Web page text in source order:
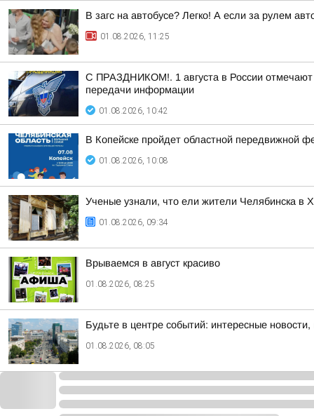
В загс на автобусе? Легко! А если за рулем
01.08.2026, 11:25
С ПРАЗДНИКОМ!. 1 августа в России отмечают
передачи информации
01.08.2026, 10:42
В Копейске пройдет областной передвижной
01.08.2026, 10:08
Ученые узнали, что ели жители Челябинска в
01.08.2026, 09:34
Врываемся в август красиво
01.08.2026, 08:25
Будьте в центре событий: интересные
01.08.2026, 08:05